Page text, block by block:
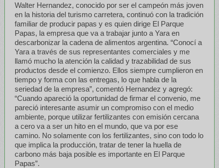
Walter Hernandez, conocido por ser el campeón más joven
en la historia del turismo carretera, continuó con la tradición
familiar de producir papas y es quien dirige El Parque
Papas, la empresa que va a trabajar junto a Yara en
descarbonizar la cadena de alimentos argentina. “Conocí a
Yara a través de sus representantes comerciales y me
llamó mucho la atención la calidad y trazabilidad de sus
productos desde el comienzo. Ellos siempre cumplieron en
tiempo y forma con las entregas, lo que habla de la
seriedad de la empresa”, comentó Hernandez y agregó:
“Cuando apareció la oportunidad de firmar el convenio, me
pareció interesante asumir un compromiso con el medio
ambiente, porque utilizar fertilizantes con emisión cercana
a cero va a ser un hito en el mundo, que va por ese
camino. No solamente con los fertilizantes, sino con todo lo
que implica la producción, tratar de tener la huella de
carbono más baja posible es importante en El Parque
Papas”.